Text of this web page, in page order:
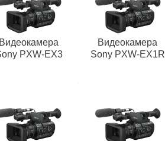
Видеокамера
PXW‑EX3
Видеокамера
Sony PXW‑EX1R